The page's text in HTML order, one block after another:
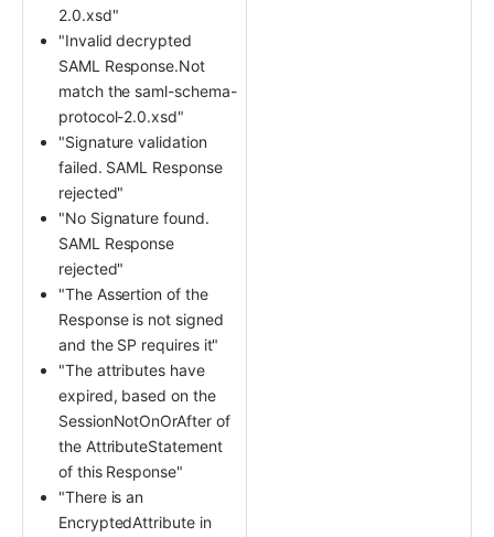
2.0.xsd"
"Invalid decrypted
SAML Response.Not
match the saml-schema-
protocol-2.0.xsd"
"Signature validation
failed. SAML Response
rejected"
"No Signature found.
SAML Response
rejected"
"The Assertion of the
Response is not signed
and the SP requires it"
"The attributes have
expired, based on the
SessionNotOnOrAfter of
the AttributeStatement
of this Response"
"There is an
EncryptedAttribute in